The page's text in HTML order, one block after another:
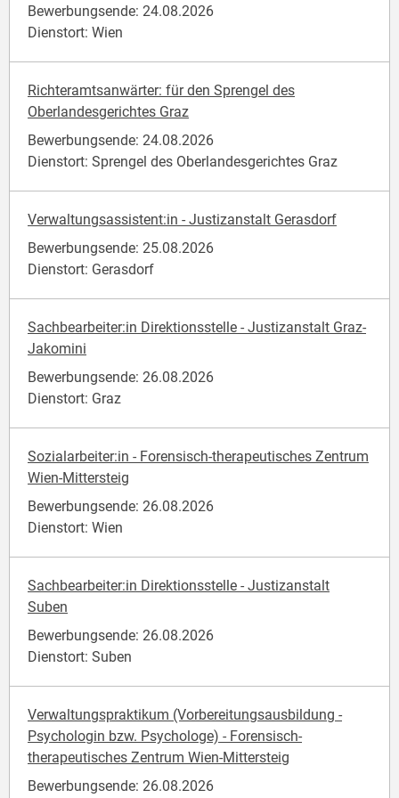
Bewerbungsende: 24.08.2026
Dienstort: Wien
Richteramtsanwärter: für den Sprengel des
Oberlandesgerichtes Graz
Bewerbungsende: 24.08.2026
Dienstort: Sprengel des Oberlandesgerichtes Graz
Verwaltungsassistent:in - Justizanstalt Gerasdorf
Bewerbungsende: 25.08.2026
Dienstort: Gerasdorf
Sachbearbeiter:in Direktionsstelle - Justizanstalt Graz-
Jakomini
Bewerbungsende: 26.08.2026
Dienstort: Graz
Sozialarbeiter:in - Forensisch-therapeutisches Zentrum
Wien-Mittersteig
Bewerbungsende: 26.08.2026
Dienstort: Wien
Sachbearbeiter:in Direktionsstelle - Justizanstalt
Suben
Bewerbungsende: 26.08.2026
Dienstort: Suben
Verwaltungspraktikum (Vorbereitungsausbildung -
Psychologin bzw. Psychologe) - Forensisch-
therapeutisches Zentrum Wien-Mittersteig
Bewerbungsende: 26.08.2026